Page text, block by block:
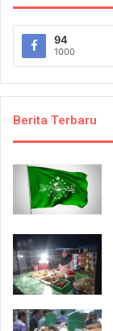
94
1000
Berita Terbaru